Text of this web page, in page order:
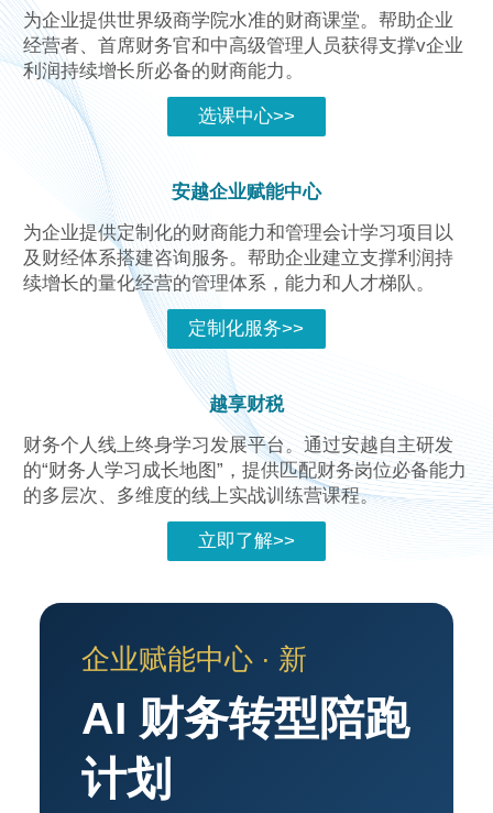
为企业提供世界级商学院水准的财商课堂。帮助企业
经营者、首席财务官和中高级管理人员获得支撑v企业
利润持续增长所必备的财商能力。
选课中心>>
安越企业赋能中心
为企业提供定制化的财商能力和管理会计学习项目以
及财经体系搭建咨询服务。帮助企业建立支撑利润持
续增长的量化经营的管理体系，能力和人才梯队。
定制化服务>>
越享财税
财务个人线上终身学习发展平台。通过安越自主研发
的“财务人学习成长地图”，提供匹配财务岗位必备能力
的多层次、多维度的线上实战训练营课程。
立即了解>>
企业赋能中心 · 新
AI 财务转型陪跑
计划